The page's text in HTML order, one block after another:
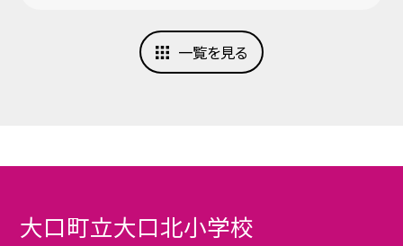
一覧を見る
大口町立大口北小学校